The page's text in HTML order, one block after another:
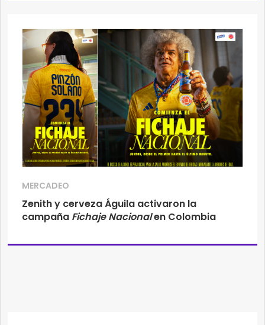
MERCADEO
Zenith y cerveza Águila activaron la
campaña Fichaje Nacionalen Colombia